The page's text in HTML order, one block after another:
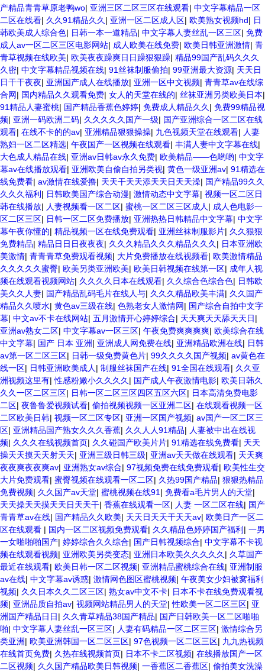
产精品青青草原老鸭wo| 亚洲三区二区三区在线观看| 中文字幕精品一区
二区在线看| 久久91精品久久 | 亚洲一区二区成人区| 欧美熟女视频hd| 日
韩欧美成人综合色| 日韩一本一道精品| 中文字幕人妻丝乱一区三区| 免费
成人av一区二区三区电影网站| 成人欧美在线免费| 欧美日韩亚洲激情| 青
青草视频在线欧美| 欧美夜夜躁爽日日躁狠狠躁| 精品99国产乱码久久久
久密| 中文字幕精品视频在线| 91丝袜制服偷拍| 99亚洲最大资源| 天天日
日干干夜夜| 亚洲国产成人在线播放| 亚洲一区中文视频| 青青草av在线综
合网| 国内精品久久观看免费| 女人的天堂在线的| 丝袜亚洲另类欧美日本|
91精品人妻蜜桃| 国产精品香蕉色婷婷| 免费成人精品久久 | 免费99精品视
频| 亚洲一码欧洲二码| 久久久久久国产一级| 国产亚洲综合一区二区在线
观看| 在线不卡的的av| 亚洲精品狠狠操操| 九色视频天堂在线观看| 人妻
熟妇一区二区精选| 午夜国产一区视频在线观看| 丰满人妻中文字幕在线|
大色成人精品在线| 亚洲av日韩av永久免费| 欧美精品――色哟哟| 中文字
幕av在线播放观看| 亚洲欧美自偷自拍另类视| 黄色一级亚洲av| 91精选在
线免费看| av激情在线爱撸| 天天干天天添天天日天天澡| 国产精品99久久
久久久福利 | 日韩欧美国产综合动漫| 激情动态中文字幕| 视频一区二区日
韩在线播放| 人妻视频看一区二区| 蜜桃一区二区三区成人 | 成人色电影一
区二区三区| 日韩一区二区免费播放| 亚洲热热日韩精品中文字幕| 中文字
幕午夜你懂的| 精品视频一区在线免费观看| 亚洲丝袜制服影片| 久久狠狠
免费精品| 精品日日日夜夜夜| 久久久精品久久久精品久久久 | 日本亚洲欧
美激情| 青青青草免费观看视频| 大片免费播放在线视频看| 欧美激情精品
久久久久久蜜臀| 欧美另类亚洲欧美| 欧美日韩视频在线第一区| 成年人视
频在线观看视频网站| 久久久久日本在线观看| 久久综合色综合色| 日韩欧
美久久人妻| 国产精品乱码毛片在线人与| 久久久精品欧美丰满| 久久国产
精品久久喷水| 黄色av三级在线| 色熟老女人激情网| 国产综合自拍中文字
幕| 中文av不卡在线网站| 五月激情开心婷婷综合| 天天爽天天舔天天日|
亚洲av熟女二区| 中文字幕av一区三区| 午夜免费爽爽爽爽| 欧美综合在线
中文字幕| 国产 日本 亚洲| 亚洲成人网免费在线| 亚洲精品欧洲在线| 日韩
av第一区二区三区| 日韩一级免费黄色片| 99久久久久国产视频| av黄色在
线一区| 日韩亚洲欧美成人 | 制服丝袜国产在线| 91全国在线观看| 久久亚
洲视频这里有|性感粉嫩小久久久久 | 国产成人午夜激情电影| 欧美日韩久
久久一区二区三区| 日韩一区二区三区四区五区六区| 日本高清免费电影
二区| 夜鲁鲁爱视频试看| 偷拍视频视频一区亚洲二区| 在线观看视频一区
二区欧美日韩| 视频一区二区专区| 亚洲一区国产视频| av国产一区二区三
区| 亚洲精品国产熟女久久久香蕉| 久久人人91精品| 人妻被中出在线视
频| 久久久在线视频首页| 久久碰国产欧美片片| 91精选在线免费看| 天天
操天天摸天天射天天| 亚洲三级日韩三级| 亚洲av天天做在线观看| 天天爽
夜夜爽夜夜爽av| 亚洲熟女av综合| 97视频免费在线免费观看| 欧美性生交
大片免费观看| 蜜臀视频在线观看一区二区| 久热99国产精品| 狠狠热精品
免费视频| 久久国产av天堂| 蜜桃视频在线91 | 免费看a毛片男人的天堂|
天天操天天摸天天日天天干| 香蕉在线观看一区| 人妻 一区二区在线| 国产
青青草av在线| 国产精品久久欧美| 天天日天天干天天av| 欧美日产一区二
区在线观看 | 国内一区二区视频免费观看| 久久精品色婷婷国产福利 | 一男
一女啪啪啪国产| 婷婷综合久久综合| 国产日韩视频综合| 中文字幕不卡视
频在线观看视频| 亚洲欧美另类变态| 亚洲日本欧美久久久久久 | 久草国产
最近在线观看| 欧美日韩一区二区视频| 亚洲精品蜜桃综合在线| 亚洲制服
av在线| 中文字幕av诱惑| 激情网色图区蜜桃视频| 午夜美女少妇被窝福利
视频| 久久日本久久二区三区| 熟女av中文不卡| 日本不卡在线免费观看视
频| 亚洲品质自拍av| 视频网站精品男人的天堂|性欧美一区二区三区| 亚
洲国产精品日日| 久久青草精品38国产精品| 国产日韩欧美一区二区啪啪
啪| 中文字幕人妻丝乱一区三区| 人妻有码精品一区二区三区| 激情综合另
类亚洲| 欧美亚洲韩国一区二区三区| 97色视频一区二区三区| 九九热视频
在线首页免费| 久热在线视频首页| 日本不卡二区视频| 在线播放国产一区
二区视频| 久久国产精品欧美日韩视频| 一香蕉区二香蕉区| 偷拍美女洗澡